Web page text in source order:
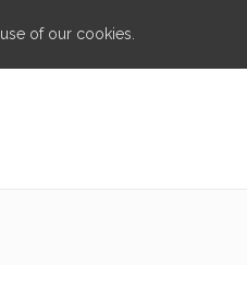
of our cookies.